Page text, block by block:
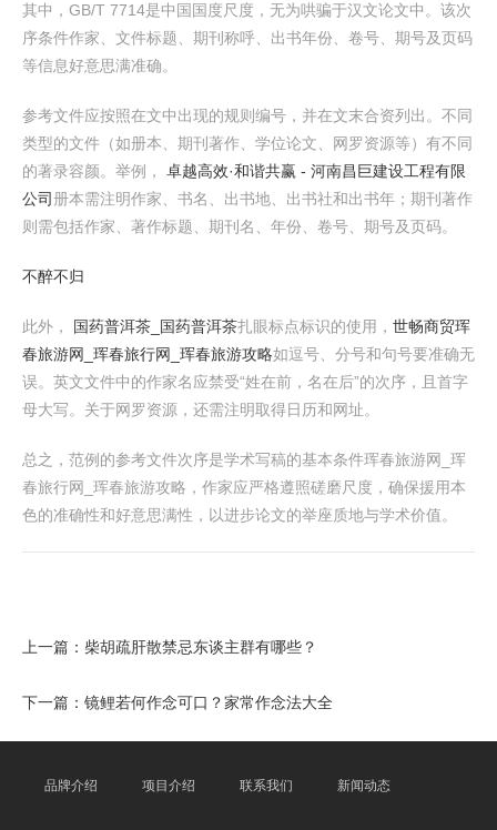
其中，GB/T 7714是中国国度尺度，无为哄骗于汉文论文中。该次
序条件作家、文件标题、期刊称呼、出书年份、卷号、期号及页码
等信息好意思满准确。
参考文件应按照在文中出现的规则编号，并在文末合资列出。不同
类型的文件（如册本、期刊著作、学位论文、网罗资源等）有不同
的著录容颜。举例， 卓越高效·和谐共赢 - 河南昌巨建设工程有限
公司 册本需注明作家、书名、出书地、出书社和出书年；期刊著作
则需包括作家、著作标题、期刊名、年份、卷号、期号及页码。
不醉不归
此外， 国药普洱茶_国药普洱茶扎眼标点标识的使用， 世畅商贸珲
春旅游网_珲春旅行网_珲春旅游攻略如逗号、分号和句号要准确无
误。英文文件中的作家名应禁受“姓在前，名在后”的次序，且首字
母大写。关于网罗资源，还需注明取得日历和网址。
总之，范例的参考文件次序是学术写稿的基本条件珲春旅游网_珲
春旅行网_珲春旅游攻略，作家应严格遵照磋磨尺度，确保援用本
色的准确性和好意思满性，以进步论文的举座质地与学术价值。
上一篇： 柴胡疏肝散禁忌东谈主群有哪些？
下一篇： 镜鲤若何作念可口？家常作念法大全
品牌介绍 项目介绍 联系我们 新闻动态